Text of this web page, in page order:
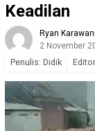
Keadilan
Ryan
2 November
Penulis: Didik